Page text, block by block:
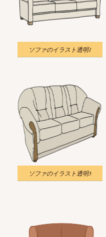
ソファのイラスト透明1
ソファのイラスト透明3